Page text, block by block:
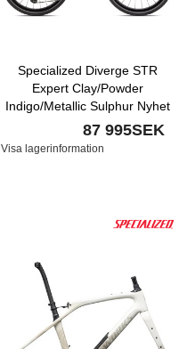
Specialized Diverge STR
Expert Clay/Powder
Indigo/Metallic Sulphur Nyhet
87 995SEK
Visa lagerinformation